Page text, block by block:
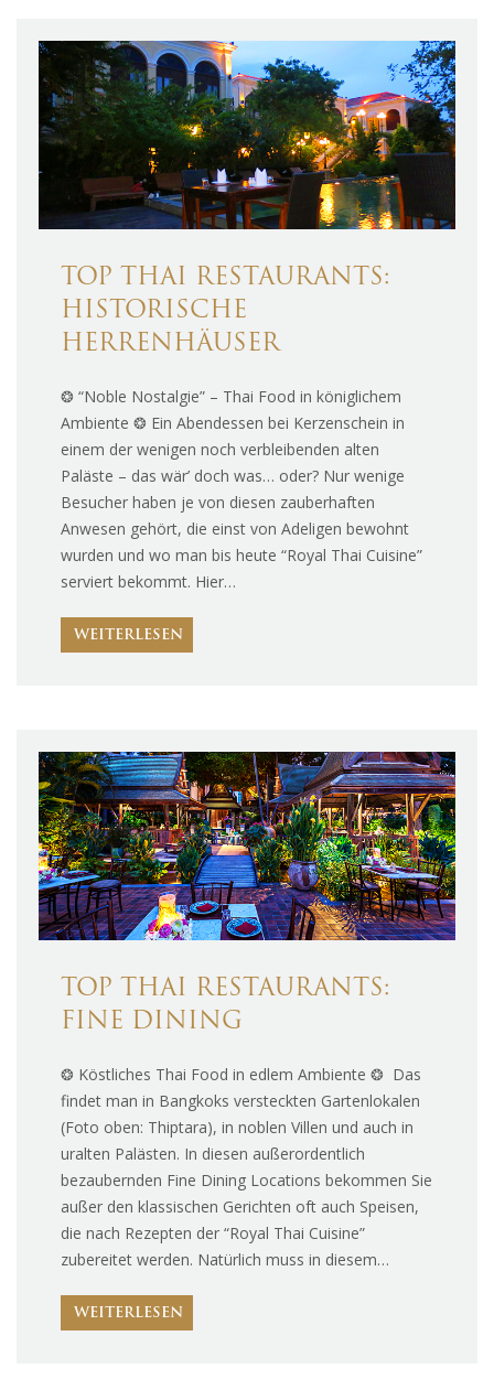
TOP THAI RESTAURANTS:
HISTORISCHE
HERRENHÄUSER
❂ “Noble Nostalgie” – Thai Food in königlichem
Ambiente ❂ Ein Abendessen bei Kerzenschein in
einem der wenigen noch verbleibenden alten
Paläste – das wär’ doch was… oder? Nur wenige
Besucher haben je von diesen zauberhaften
Anwesen gehört, die einst von Adeligen bewohnt
wurden und wo man bis heute “Royal Thai Cuisine”
serviert bekommt. Hier…
WEITERLESEN
TOP THAI RESTAURANTS:
FINE DINING
❂ Köstliches Thai Food in edlem Ambiente ❂ Das
findet man in Bangkoks versteckten Gartenlokalen
(Foto oben: Thiptara), in noblen Villen und auch in
uralten Palästen. In diesen außerordentlich
bezaubernden Fine Dining Locations bekommen Sie
außer den klassischen Gerichten oft auch Speisen,
die nach Rezepten der “Royal Thai Cuisine”
zubereitet werden. Natürlich muss in diesem…
WEITERLESEN